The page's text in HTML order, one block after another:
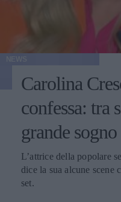
Carolina
confessa: tra
grande sogno
L’attrice della popolare
dice la sua alcune scene
set.